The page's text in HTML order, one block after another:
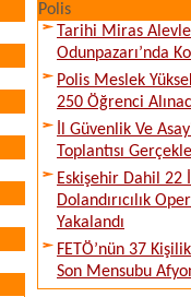
Polis
Tarihi Miras
Odunpazarı’nda
Polis Meslek
250 Öğrenci
İl Güvenlik Ve
Toplantısı
Eskişehir Dahil
Dolandırıcılık
Yakalandı
FETÖ’nün 37
Son Mensubu